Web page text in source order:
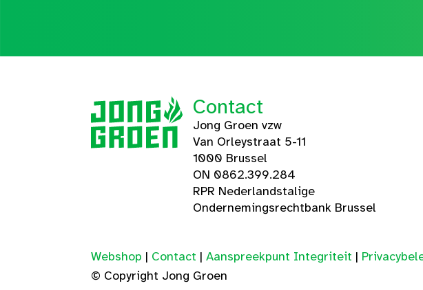
Contact
Jong Groen vzw
Van Orleystraat 5-11
1000 Brussel
ON 0862.399.284
RPR Nederlandstalige
Ondernemingsrechtbank Brussel
Webshop | Contact | Aanspreekpunt Integriteit |
© Copyright Jong Groen